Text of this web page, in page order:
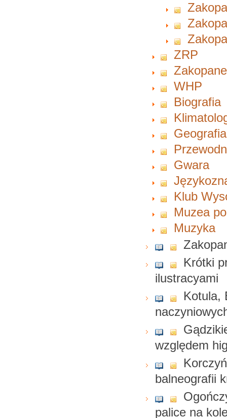
ZRP
Zakopane
WHP
Biografia
Gwara
Klub
Muzea
Muzyka
Krótki
ilustracyami
Kotula,
względem
balneografii
palice na